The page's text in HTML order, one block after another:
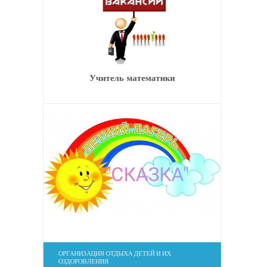
Учитель математики
ОРГАНИЗАЦИЯ ОТДЫХА ДЕТЕЙ И ИХ
ОЗДОРОВЛЕНИЯ